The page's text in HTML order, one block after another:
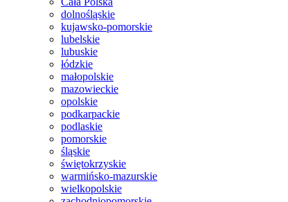
dolnośląskie
kujawsko-pomorskie
lubelskie
lubuskie
łódzkie
małopolskie
mazowieckie
opolskie
podkarpackie
podlaskie
pomorskie
śląskie
świętokrzyskie
warmińsko-mazurskie
wielkopolskie